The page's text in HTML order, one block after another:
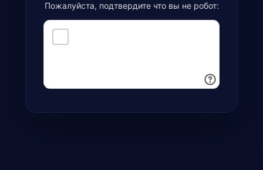
Пожалуйста, подтвердите что вы не робот: